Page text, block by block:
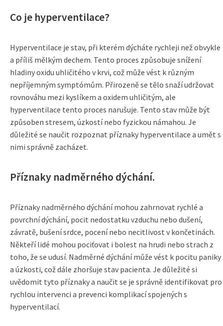
Co je hyperventilace?
Hyperventilace je stav, při kterém dýcháte rychleji než obvykle
a příliš mělkým dechem. Tento proces způsobuje snížení
hladiny oxidu uhličitého v krvi, což může vést k různým
nepříjemným symptómům. Přirozeně se tělo snaží udržovat
rovnováhu mezi kyslíkem a oxidem uhličitým, ale
hyperventilace tento proces narušuje. Tento stav může být
způsoben stresem, úzkostí nebo fyzickou námahou. Je
důležité se naučit rozpoznat příznaky hyperventilace a umět s
nimi správně zacházet.
Příznaky nadměrného dýchání.
Příznaky nadměrného dýchání mohou zahrnovat rychlé a
povrchní dýchání, pocit nedostatku vzduchu nebo dušení,
závratě, bušení srdce, pocení nebo necitlivost v končetinách.
Někteří lidé mohou pociťovat i bolest na hrudi nebo strach z
toho, že se udusí. Nadměrné dýchání může vést k pocitu paniky
a úzkosti, což dále zhoršuje stav pacienta. Je důležité si
uvědomit tyto příznaky a naučit se je správně identifikovat pro
rychlou intervenci a prevenci komplikací spojených s
hyperventilací.